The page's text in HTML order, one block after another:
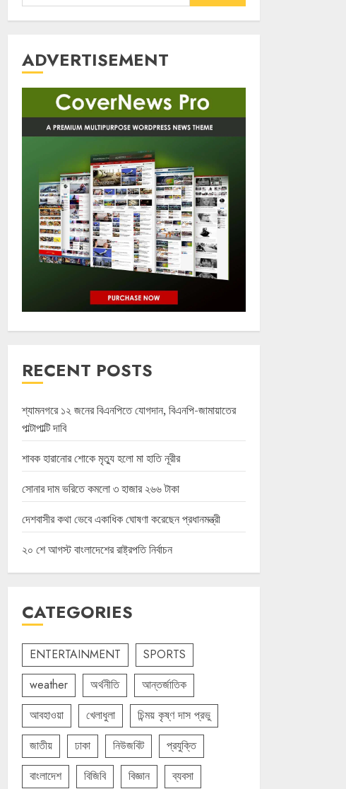
for:
ADVERTISEMENT
RECENT POSTS
শ্যামনগরে ১২ জনের বিএনপিতে যোগদান, বিএনপি-জামায়াতের
পাল্টাপাল্টি দাবি
শাবক হারানোর শোকে মৃত্যু হলো মা হাতি নূরীর
সোনার দাম ভরিতে কমলো ৩ হাজার ২৬৬ টাকা
দেশবাসীর কথা ভেবে একাধিক ঘোষণা করেছেন প্রধানমন্ত্রী
২০ শে আগস্ট বাংলাদেশের রাষ্ট্রপতি নির্বাচন
CATEGORIES
ENTERTAINMENT
SPORTS
weather
অর্থনীতি
আন্তর্জাতিক
আবহাওয়া
খেলাধুলা
চিন্ময় কৃষ্ণ দাস প্রভু
জাতীয়
ঢাকা নিউজবিট
প্রযুক্তি
বাংলাদেশ
বিজিবি বিজ্ঞান
ব্যবসা